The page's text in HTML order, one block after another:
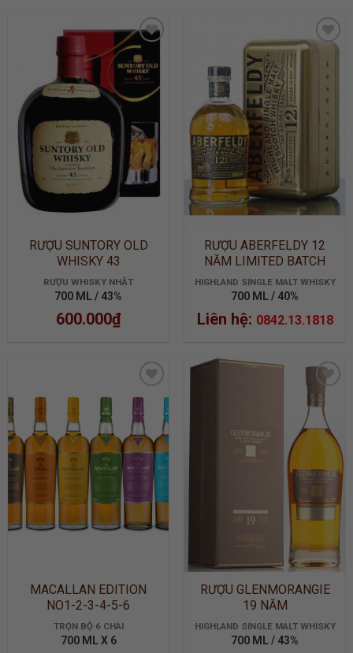
ADD TO
WISHLIST
RƯỢU SUNTORY OLD
WHISKY 43
RƯỢU WHISKY NHẬT
700 ML / 43%
600.000₫
ADD TO
WISHLIST
RƯỢU ABERFELDY 12
NĂM LIMITED BATCH
2905
HIGHLAND SINGLE MALT WHISKY
700 ML / 40%
Liên hệ: 0842.13.1818
ADD TO
WISHLIST
MACALLAN EDITION
NO1-2-3-4-5-6
TRỌN BỘ 6 CHAI
700 ML X 6
ADD TO
WISHLIST
RƯỢU GLENMORANGIE
19 NĂM
HIGHLAND SINGLE MALT WHISKY
700 ML / 43%